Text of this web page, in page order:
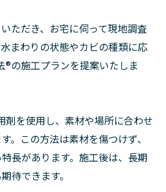
ただき、お宅に伺って現地調査
まわりの状態やカビの種類に応
®の施工プランを提案いたしま
剤を使用し、素材や場所に合わせ
。この方法は素材を傷つけず、
長があります。施工後は、長期
待できます。